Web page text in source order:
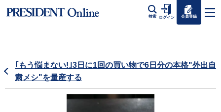
検索 ログイン 会員登録
｢もう悩まない!｣3日に1回の買い物で6日分の本格"外出自
粛メシ"を量産する